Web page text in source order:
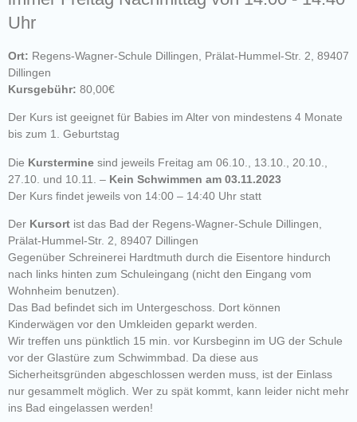
Uhr
Ort: Regens-Wagner-Schule Dillingen, Prälat-Hummel-Str. 2, 89407
Dillingen
Kursgebühr: 80,00€
Der Kurs ist geeignet für Babies im Alter von mindestens 4 Monate
bis zum 1. Geburtstag
Die Kurstermine sind jeweils Freitag am 06.10., 13.10., 20.10.,
27.10. und 10.11. – Kein Schwimmen am 03.11.2023
Der Kurs findet jeweils von 14:00 – 14:40 Uhr statt
Der Kursort ist das Bad der Regens-Wagner-Schule Dillingen,
Prälat-Hummel-Str. 2, 89407 Dillingen
Gegenüber Schreinerei Hardtmuth durch die Eisentore hindurch
nach links hinten zum Schuleingang (nicht den Eingang vom
Wohnheim benutzen).
Das Bad befindet sich im Untergeschoss. Dort können
Kinderwägen vor den Umkleiden geparkt werden.
Wir treffen uns pünktlich 15 min. vor Kursbeginn im UG der Schule
vor der Glastüre zum Schwimmbad. Da diese aus
Sicherheitsgründen abgeschlossen werden muss, ist der Einlass
nur gesammelt möglich. Wer zu spät kommt, kann leider nicht mehr
ins Bad eingelassen werden!